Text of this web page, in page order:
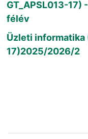
GT_APSL013-
félév
Üzleti informatika
17)2025/2026/2